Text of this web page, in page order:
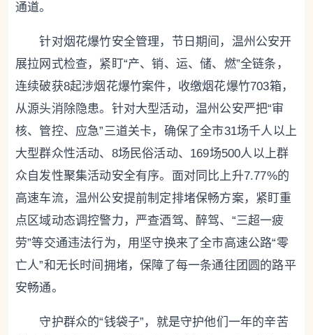
通道。
针对烟花爆竹安全管理，节日期间，温州公安开
展拉网式检查，紧盯“产、销、运、储、燃”全链条，
连续破获8起涉烟花爆竹案件，收缴烟花爆竹703箱，
从源头消除隐患。针对大型活动，温州公安严把“审
核、管控、应急”三道关卡，确保了全市31场千人以上
大型群众性活动、8场民俗活动、169场500人以上群
众自发性聚集活动安全有序。面对同比上升7.77%的
高速车流，温州公安提前制定排堵保畅方案，紧盯重
点区域动态调控警力，严查酒驾、醉驾、“三超一疲
劳”等交通违法行为，用坚守换来了全市高速公路“零
亡人”和无长时间拥堵，保障了每一条通往团圆的路平
安畅通。
守护群众的“钱袋子”，就是守护他们一年的辛苦